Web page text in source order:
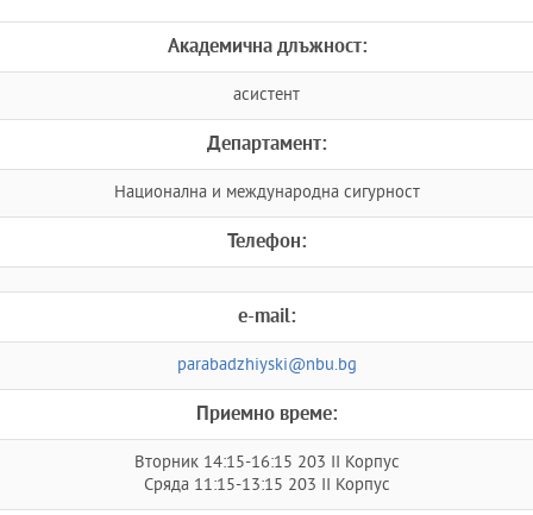
Академична длъжност:
асистент
Департамент:
Национална и международна сигурност
Телефон:
e-mail:
parabadzhiyski@nbu.bg
Приемно време:
Вторник 14:15-16:15 203 II Корпус
Сряда 11:15-13:15 203 II Корпус